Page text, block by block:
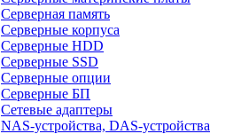
Серверная память
Серверные корпуса
Серверные HDD
Серверные SSD
Серверные опции
Серверные БП
Сетевые адаптеры
NAS-устройства, DAS-устройства